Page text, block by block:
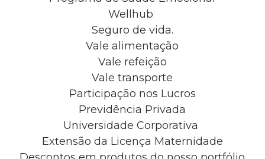
Wellhub
Seguro de vida.
Vale alimentação
Vale refeição
Vale transporte
Participação nos Lucros
Previdência Privada
Universidade Corporativa
Extensão da Licença Maternidade